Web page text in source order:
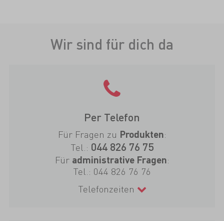
Wir sind für dich da
Per Telefon
Für Fragen zu Produkten:
Tel.: 044 826 76 75
Für administrative Fragen:
Tel.: 044 826 76 76
Telefonzeiten